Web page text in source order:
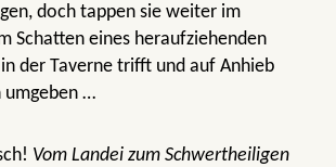
doch tappen sie weiter im
Schatten eines heraufziehenden
der Taverne trifft und auf Anhieb
umgeben …
Vom Landei zum Schwertheiligen